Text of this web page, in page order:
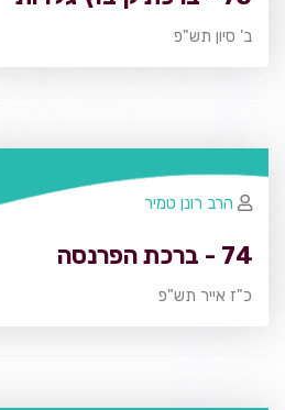
ב' סיון תש"פ
74 - ברכת הפרנסה
כ"ז אייר תש"פ
הרב רונן טמיר